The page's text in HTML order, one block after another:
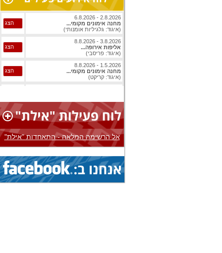
2.8.2026 - 6.8.2026
מחנה אימונים מקומי...
(איגוד: גלגיליות אומנותי)
הצג
3.8.2026 - 8.8.2026
אליפות אירופה...
(איגוד: פריסבי)
הצג
1.5.2026 - 8.8.2026
מחנה אימונים מקומי...
(איגוד: קריקט)
הצג
(איגוד: ג'יו ג'יטסו)
1.8.2026 - 8.8.2026
אליפות עולם...
(איגוד: ג'יו ג'יטסו)
הצג
3.8.2026 - 8.8.2026
אליפות אירופה...
(איגוד: בייסבול)
הצג
1.8.2026 - 9.8.2026
אליפות עולם...
(איגוד: ג'יו ג'יטסו)
הצג
1.8.2026 - 9.8.2026
אל הרשימה המלאה - התאחדות "אילת"